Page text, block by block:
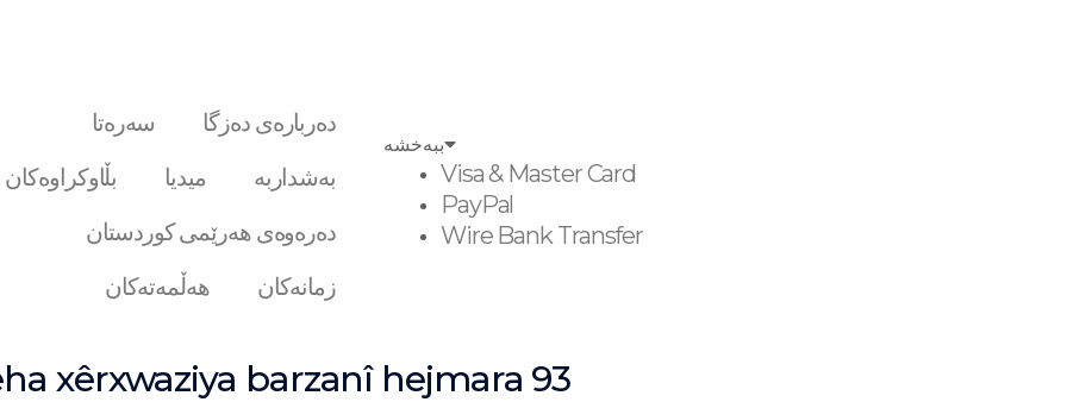
سەرەتا
دەربارەی دەزگا
بڵاوکراوەکان
میدیا
بەشداربە
دەرەوەی هەرێمی کوردستان
هەڵمەتەکان
زمانەکان
ببەخشە
Visa & Master Card
PayPal
Wire Bank Transfer
xêrxwaziya barzanî hejmara 93